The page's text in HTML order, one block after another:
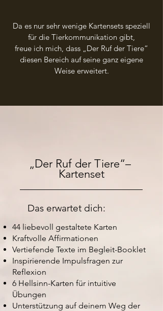
Da es nur sehr wenige Kartensets speziell
für die Tierkommunikation gibt,
freue ich mich, dass „Der Ruf der Tiere“
diesen Bereich auf seine ganz eigene
Weise erweitert.
„Der Ruf der Tiere“–
Kartenset
Das erwartet dich:
44 liebevoll gestaltete Karten
Kraftvolle Affirmationen
Vertiefende Texte im Begleit-Booklet
Inspirierende Impulsfragen zur
Reflexion
6 Hellsinn-Karten für intuitive
Übungen
Unterstützung auf deinem Weg der